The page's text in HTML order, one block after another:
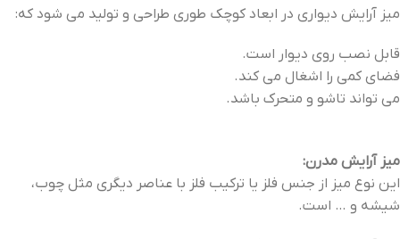
میز آرایش دیواری در ابعاد کوچک طوری طراحی و تولید می شود که:
قابل نصب روی دیوار است.
فضای کمی را اشغال می کند.
می تواند تاشو و متحرک باشد.
میز آرایش مدرن:
این نوع میز از جنس فلز یا ترکیب فلز با عناصر دیگری مثل چوب،
شیشه و … است.